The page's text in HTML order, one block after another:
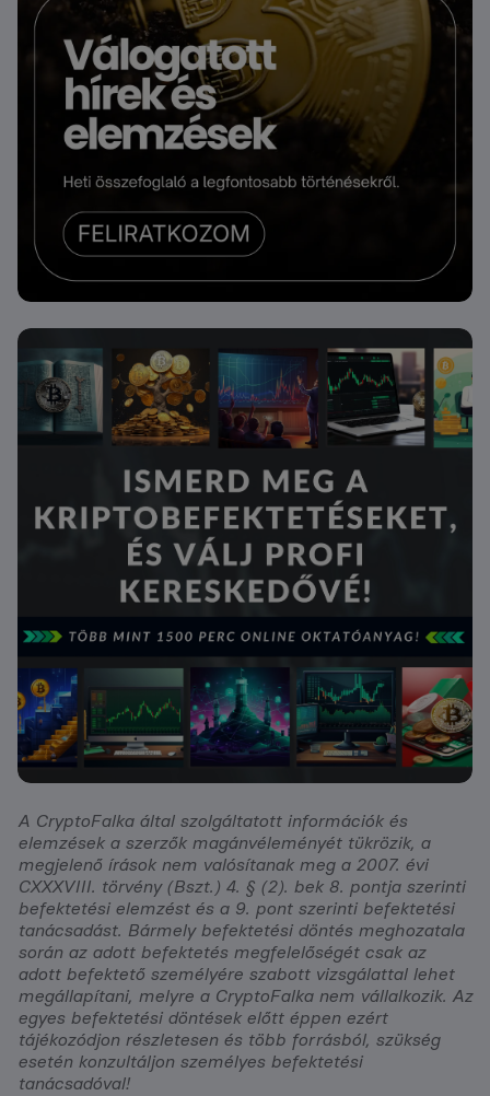
A CryptoFalka által szolgáltatott információk és
elemzések a szerzők magánvéleményét tükrözik, a
megjelenő írások nem valósítanak meg a 2007. évi
CXXXVIII. törvény (Bszt.) 4. § (2). bek 8. pontja szerinti
befektetési elemzést és a 9. pont szerinti befektetési
tanácsadást. Bármely befektetési döntés meghozatala
során az adott befektetés megfelelőségét csak az
adott befektető személyére szabott vizsgálattal lehet
megállapítani, melyre a CryptoFalka nem vállalkozik. Az
egyes befektetési döntések előtt éppen ezért
tájékozódjon részletesen és több forrásból, szükség
esetén konzultáljon személyes befektetési
tanácsadóval!